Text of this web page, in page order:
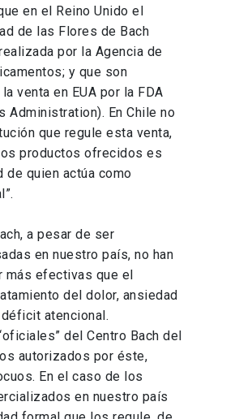
en el Reino Unido el
de las Flores de Bach
por la Agencia de
y que son
venta en EUA por la FDA
Administration). En Chile no
que regule esta venta,
productos ofrecidos es
de quien actúa como
a pesar de ser
en nuestro país, no han
más efectivas que el
del dolor, ansiedad
atencional.
del Centro Bach del
autorizados por éste,
En el caso de los
en nuestro país